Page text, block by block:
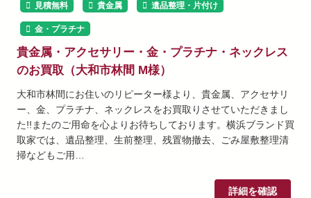
見積無料 貴金属 遺品整理・片付け
金・プラチナ
貴金属・アクセサリー・金・プラチナ・ネックレス
のお買取（大和市林間 M様）
大和市林間にお住いのリピーター様より、貴金属、アクセサリ
ー、金、プラチナ、ネックレスをお買取りさせていただきまし
た!!またのご用命を心よりお待ちしております。横浜ブランド買
取家では、遺品整理、生前整理、残置物撤去、ごみ屋敷整理清
掃などもご用…
詳細を確認